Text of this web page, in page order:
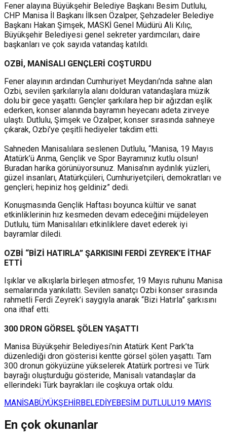
Fener alayına Büyükşehir Belediye Başkanı Besim Dutlulu,
CHP Manisa İl Başkanı İlksen Özalper, Şehzadeler Belediye
Başkanı Hakan Şimşek, MASKİ Genel Müdürü Ali Kılıç,
Büyükşehir Belediyesi genel sekreter yardımcıları, daire
başkanları ve çok sayıda vatandaş katıldı.
OZBİ, MANİSALI GENÇLERİ COŞTURDU
Fener alayının ardından Cumhuriyet Meydanı’nda sahne alan
Ozbi, sevilen şarkılarıyla alanı dolduran vatandaşlara müzik
dolu bir gece yaşattı. Gençler şarkılara hep bir ağızdan eşlik
ederken, konser alanında bayramın heyecanı adeta zirveye
ulaştı. Dutlulu, Şimşek ve Özalper, konser sırasında sahneye
çıkarak, Ozbi’ye çeşitli hediyeler takdim etti.
Sahneden Manisalılara seslenen Dutlulu, “Manisa, 19 Mayıs
Atatürk’ü Anma, Gençlik ve Spor Bayramınız kutlu olsun!
Buradan harika görünüyorsunuz. Manisa’nın aydınlık yüzleri,
güzel insanları, Atatürkçüleri, Cumhuriyetçileri, demokratları ve
gençleri; hepiniz hoş geldiniz” dedi.
Konuşmasında Gençlik Haftası boyunca kültür ve sanat
etkinliklerinin hız kesmeden devam edeceğini müjdeleyen
Dutlulu, tüm Manisalıları etkinliklere davet ederek iyi
bayramlar diledi.
OZBİ “BİZİ HATIRLA” ŞARKISINI FERDİ ZEYREK’E İTHAF
ETTİ
Işıklar ve alkışlarla birleşen atmosfer, 19 Mayıs ruhunu Manisa
semalarında yankılattı. Sevilen sanatçı Ozbi konser sırasında
rahmetli Ferdi Zeyrek’i saygıyla anarak “Bizi Hatırla” şarkısını
ona ithaf etti.
300 DRON GÖRSEL ŞÖLEN YAŞATTI
Manisa Büyükşehir Belediyesi’nin Atatürk Kent Park’ta
düzenlediği dron gösterisi kentte görsel şölen yaşattı. Tam
300 dronun gökyüzüne yükselerek Atatürk portresi ve Türk
bayrağı oluşturduğu gösteride, Manisalı vatandaşlar da
ellerindeki Türk bayrakları ile coşkuya ortak oldu.
MANİSABÜYÜKŞEHİRBELEDİYEBESİM DUTLULU19 MAYIS
En çok okunanlar